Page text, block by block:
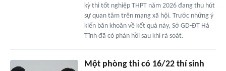
kỳ thi tốt nghiệp THPT năm 2026 đang thu hút
sự quan tâm trên mạng xã hội. Trước những ý
kiến băn khoăn về kết quả này, Sở GD-ĐT Hà
Tĩnh đã có phản hồi sau khi rà soát.
Một phòng thi có 16/22 thí sinh